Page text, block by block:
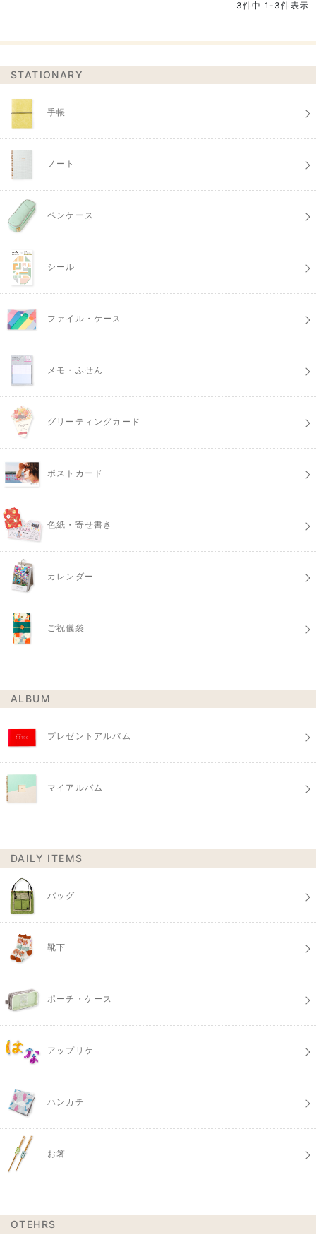
3件中 1 - 3件表示
STATIONARY
手帳
ノート
ペンケース
シール
ファイル・ケース
メモ・ふせん
グリーティングカード
ポストカード
色紙・寄せ書き
カレンダー
ご祝儀袋
ALBUM
プレゼントアルバム
マイアルバム
DAILY ITEMS
バッグ
靴下
ポーチ・ケース
アップリケ
ハンカチ
お箸
OTEHRS